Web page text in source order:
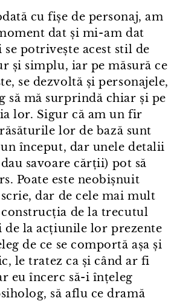
cu fișe de personaj, am
dat și mi⁠-⁠am dat
se potrivește acest stil de
și simplu, iar pe măsură ce
se dezvoltă și personajele,
să mă surprindă chiar și pe
lor. Sigur că am un fir
lor de bază sunt
început, dar unele detalii
savoare cărții) pot să
Poate este neobișnuit
dar de cele mai mult
de la trecutul
de la acțiunile lor prezente
de ce se comportă așa și
le tratez ca și când ar fi
eu încerc să-i înțeleg
să aflu ce dramă